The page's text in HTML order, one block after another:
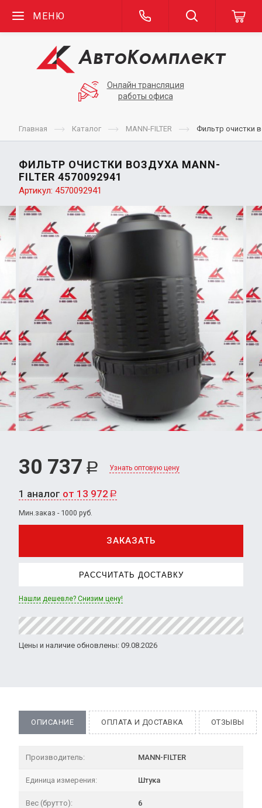
МЕНЮ
Онлайн трансляция
работы офиса
Главная Каталог MANN-FILTER Фильтр очистки
ФИЛЬТР ОЧИСТКИ ВОЗДУХА MANN-
FILTER 4570092941
Артикул: 4570092941
30 737 Р Узнать оптовую цену
1 аналог от 13 972 Р
Мин.заказ - 1000 руб.
ЗАКАЗАТЬ
РАССЧИТАТЬ ДОСТАВКУ
Нашли дешевле? Снизим цену!
Цены и наличие обновлены: 09.08.2026
ОПИСАНИЕ ОПЛАТА И ДОСТАВКА ОТЗЫВЫ
Производитель: MANN-FILTER
Единица измерения: Штука
Вес (брутто): 6